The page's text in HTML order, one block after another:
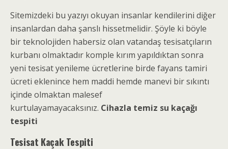
Sitemizdeki bu yazıyı okuyan insanlar kendilerini diğer
insanlardan daha şanslı hissetmelidir. Şöyle ki böyle
bir teknolojiden habersiz olan vatandaş tesisatçıların
kurbanı olmaktadır komple kırım yapıldıktan sonra
yeni tesisat yenileme ücretlerine birde fayans tamiri
ücreti eklenince hem maddi hemde manevi bir sıkıntı
içinde olmaktan malesef
kurtulayamayacaksınız. Cihazla temiz su kaçağı
tespiti
Tesisat Kaçak Tespiti